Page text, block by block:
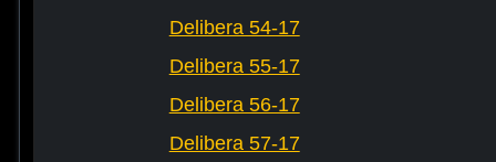
Delibera 54-17
Delibera 55-17
Delibera 56-17
Delibera 57-17